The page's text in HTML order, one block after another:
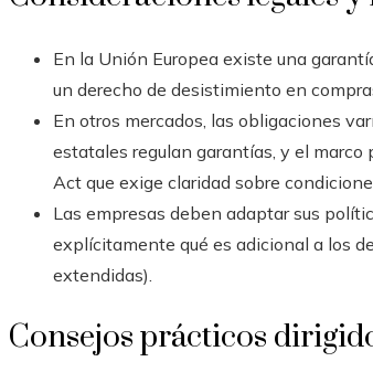
En la Unión Europea existe una
un derecho de desistimiento en
En otros mercados, las obligaciones
estatales regulan garantías, y el
Act que exige claridad sobre
Las empresas deben adaptar sus
explícitamente qué es adicional a los
extendidas).
Consejos prácticos